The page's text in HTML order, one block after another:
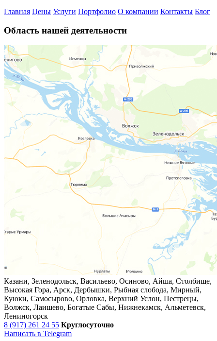
Главная Цены Услуги Портфолио О компании Контакты Блог
Область нашей деятельности
Казани, Зеленодольск, Васильево, Осиново, Айша, Столбище,
Высокая Гора, Арск, Дербышки, Рыбная слобода, Мирный,
Куюки, Самосырово, Орловка, Верхний Услон, Пестрецы,
Волжск, Лаишево, Богатые Сабы, Нижнекамск, Альметевск,
Лениногорск
8 (917) 261 24 55 Круглосуточно
Написать в Telegram